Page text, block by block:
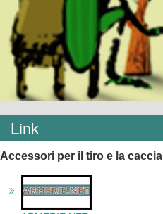
Link
Accessori per il tiro e la caccia